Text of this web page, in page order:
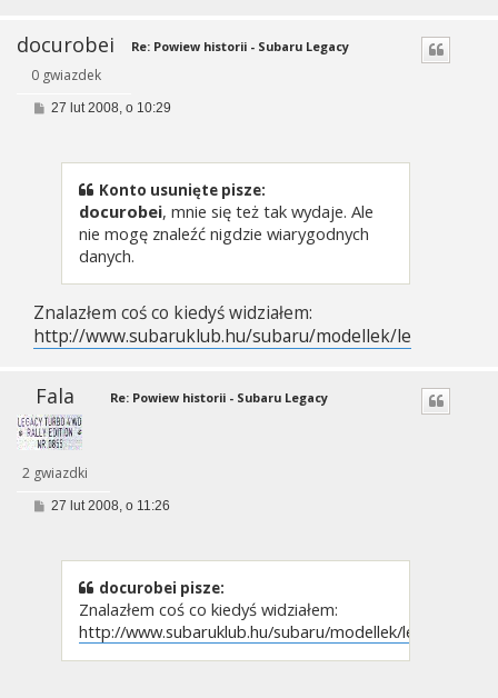
docurobei
0 gwiazdek
Re: Powiew historii - Subaru Legacy
P27 lut 2008, o 10:29
Konto usunięte pisze:
docurobei, mnie się też tak wydaje. Ale
nie mogę znaleźć nigdzie wiarygodnych
danych.
Znalazłem coś co kiedyś widziałem:
http://www.subaruklub.hu/subaru/modellek/legacy.html
Fala
2 gwiazdki
Re: Powiew historii - Subaru Legacy
P27 lut 2008, o 11:26
docurobei pisze:
Znalazłem coś co kiedyś widziałem:
http://www.subaruklub.hu/subaru/modellek/legacy.html